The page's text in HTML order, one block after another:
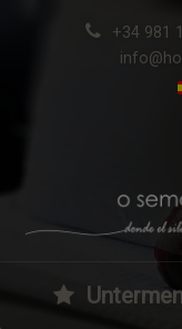
+34 981